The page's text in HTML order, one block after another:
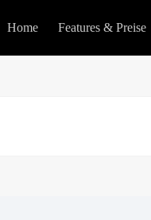
Home Features & Preise